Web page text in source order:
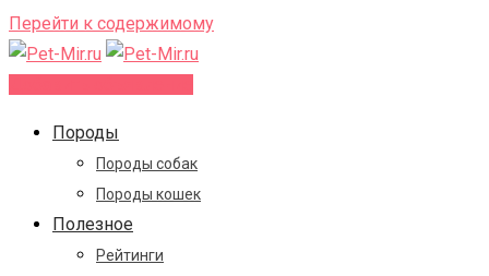
Перейти к содержимому
Породы
Породы собак
Породы кошек
Полезное
Рейтинги